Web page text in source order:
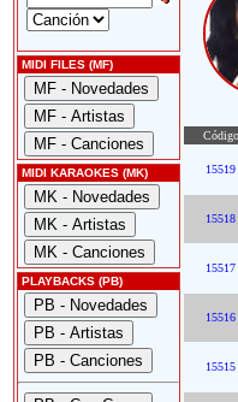
MIDI FILES (MF)
MIDI KARAOKES (MK)
PLAYBACKS (PB)
Código
15519
15518
15517
15516
15515